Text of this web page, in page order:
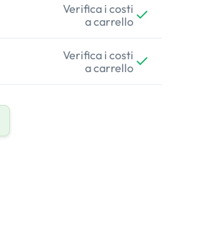
Verifica i costi
a carrello
Verifica i costi
a carrello